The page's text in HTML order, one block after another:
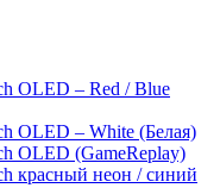
OLED – Red / Blue
OLED – White (Белая)
OLED (GameReplay)
красный неон / синий